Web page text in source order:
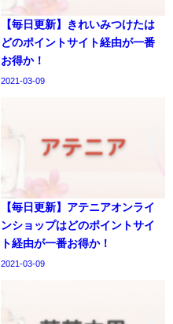
【毎日更新】きれいみつけたは
どのポイントサイト経由が一番
お得か！
2021-03-09
【毎日更新】アテニアオンライ
ンショップはどのポイントサイ
ト経由が一番お得か！
2021-03-09